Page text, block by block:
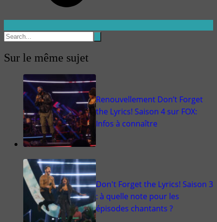
Sur le même sujet
Renouvellement Don’t Forget
the Lyrics! Saison 4 sur FOX:
Infos à connaître
Don't Forget the Lyrics! Saison 3
: à quelle note pour les
épisodes chantants ?